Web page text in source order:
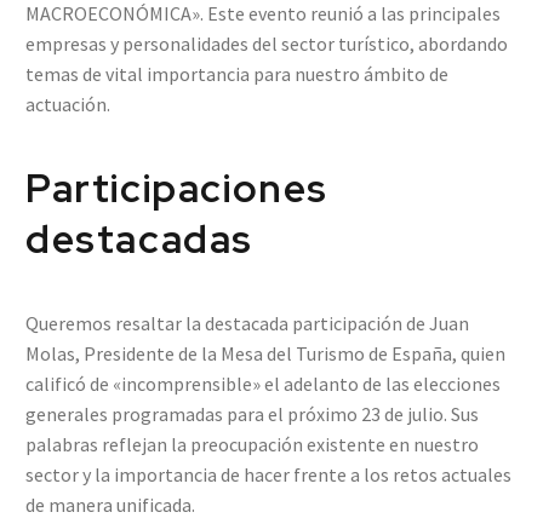
MACROECONÓMICA». Este evento reunió a las principales
empresas y personalidades del sector turístico, abordando
temas de vital importancia para nuestro ámbito de
actuación.
Participaciones
destacadas
Queremos resaltar la destacada participación de Juan
Molas, Presidente de la Mesa del Turismo de España, quien
calificó de «incomprensible» el adelanto de las elecciones
generales programadas para el próximo 23 de julio. Sus
palabras reflejan la preocupación existente en nuestro
sector y la importancia de hacer frente a los retos actuales
de manera unificada.